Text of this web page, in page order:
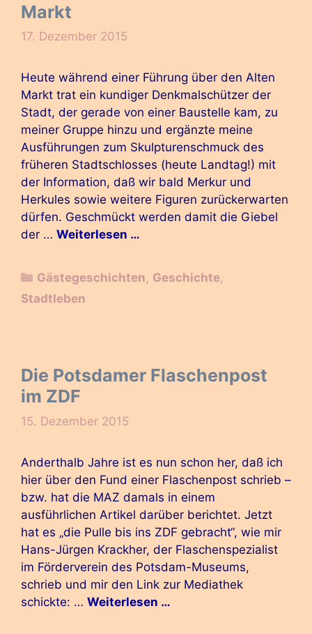
Markt
17. Dezember 2015
Heute während einer Führung über den Alten
Markt trat ein kundiger Denkmalschützer der
Stadt, der gerade von einer Baustelle kam, zu
meiner Gruppe hinzu und ergänzte meine
Ausführungen zum Skulpturenschmuck des
früheren Stadtschlosses (heute Landtag!) mit
der Information, daß wir bald Merkur und
Herkules sowie weitere Figuren zurückerwarten
dürfen. Geschmückt werden damit die Giebel
der … Weiterlesen …
Kategorien
Gästegeschichten, Geschichte,
Stadtleben
Die Potsdamer Flaschenpost
im ZDF
15. Dezember 2015
Anderthalb Jahre ist es nun schon her, daß ich
hier über den Fund einer Flaschenpost schrieb –
bzw. hat die MAZ damals in einem
ausführlichen Artikel darüber berichtet. Jetzt
hat es „die Pulle bis ins ZDF gebracht“, wie mir
Hans-Jürgen Krackher, der Flaschenspezialist
im Förderverein des Potsdam-Museums,
schrieb und mir den Link zur Mediathek
schickte: … Weiterlesen …